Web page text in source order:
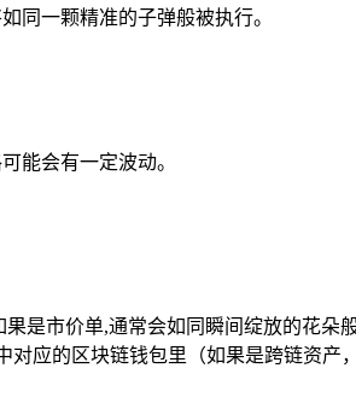
同一颗精准的子弹般被执行。
能会有一定波动。
是市价单,通常会如同瞬间绽放的花朵般
应的区块链钱包里（如果是跨链资产